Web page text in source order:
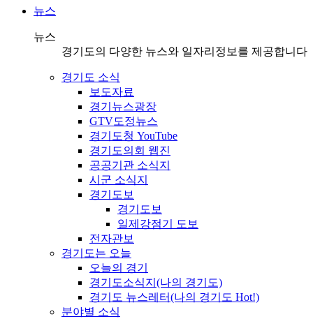
뉴스
뉴스
경기도의 다양한 뉴스와 일자리정보를 제공합니다
경기도 소식
보도자료
경기뉴스광장
GTV도정뉴스
경기도청 YouTube
경기도의회 웹진
공공기관 소식지
시군 소식지
경기도보
경기도보
일제강점기 도보
전자관보
경기도는 오늘
오늘의 경기
경기도소식지(나의 경기도)
경기도 뉴스레터(나의 경기도 Hot!)
분야별 소식